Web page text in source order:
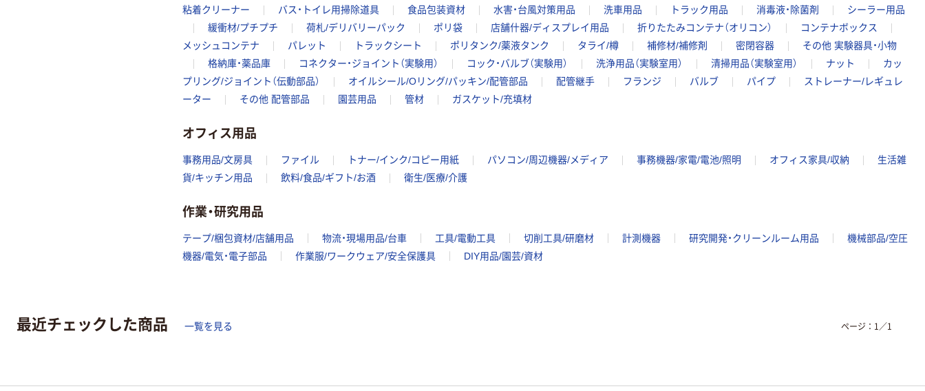
粘着クリーナー
バス・トイレ用掃除道具 食品包装資材 水害・台風対策用品 洗車用品 トラック用品 消毒液・除菌剤
シーラー用品
緩衝材/プチプチ
荷札/デリバリーパック ポリ袋 店舗什器/ディスプレイ用品 折りたたみコンテナ（オリコン）
コンテナボックス
メッシュコンテナ
パレット トラックシート ポリタンク/薬液タンク タライ/樽 補修材/補修剤 密閉容器
その他 実験器具・小物
格納庫・薬品庫
コネクター・ジョイント（実験用） コック・バルブ（実験用） 洗浄用品（実験室用） 清掃用品（実験室用） ナット
カッ
プリング/ジョイント（伝動部品）
オイルシール/Oリング/パッキン/配管部品 配管継手 フランジ バルブ パイプ
ストレーナー/レギュレ
ーター
その他 配管部品 園芸用品 管材 ガスケット/充填材
オフィス用品
事務用品/文房具 ファイル トナー/インク/コピー用紙 パソコン/周辺機器/メディア 事務機器/家電/電池/照明 オフィス家具/収納
生活雑
貨/キッチン用品
飲料/食品/ギフト/お酒 衛生/医療/介護
作業・研究用品
テープ/梱包資材/店舗用品 物流・現場用品/台車 工具/電動工具 切削工具/研磨材 計測機器 研究開発・クリーンルーム用品
機械部品/空圧
機器/電気・電子部品
作業服/ワークウェア/安全保護具 DIY用品/園芸/資材
最近チェックした商品 一覧を見る ページ： 1 ／1